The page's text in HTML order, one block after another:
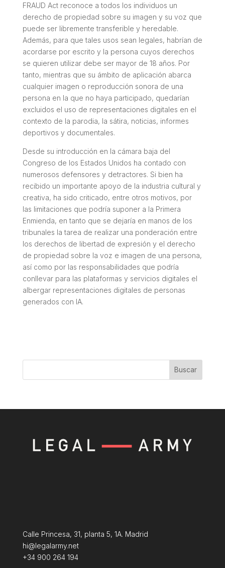
FRAUD Act reconoce a todos los individuos un
derecho de propiedad sobre su imagen y su voz que
puede ser libremente transferible y heredable.
Además, para que tales usos sean legales, habrían de
acordarse por escrito y la persona cuyos derechos
se quieren utilizar debe ser mayor de 18 años. Por
tanto, mientras que su ámbito de aplicación abarca
cualquier imagen o reproducción sonora de una
persona en la que no haya participado, quedarían
excluidos el uso de representaciones digitales en el
contexto de la parodia, la sátira, noticias, informes
deportivos y documentales.
Desde su introducción en la cámara baja del
Congreso de los Estados Unidos ha contado con
numerosos defensores y detractores. Si bien ha
recibido un importante apoyo de la industria cultural y
creativa, ha sido criticado, entre otros motivos, por
las limitaciones que podría suponer a la Primera
Enmienda, en tanto que se dejaría en manos de los
tribunales la tarea de realizar una ponderación entre
los derechos de libertad de expresión y el derecho
de propiedad sobre la voz e imagen de una persona,
así como por las responsabilidades que podría
conllevar para las plataformas y servicios digitales el
albergar representaciones digitales de personas
generados con IA.
Buscar
Calle Princesa, 31, planta 5, 1A. Madrid
hi@legalarmy.net
+34 900 264 194